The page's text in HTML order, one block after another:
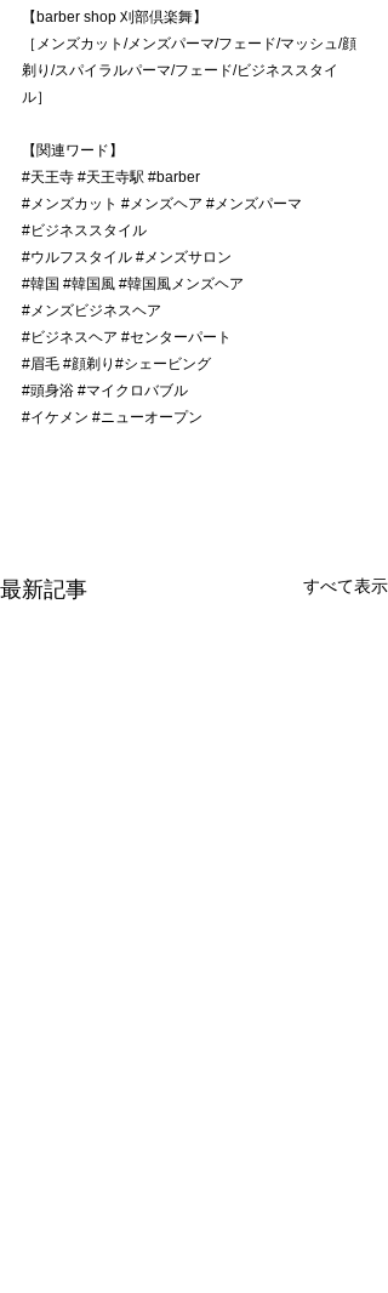
【barber shop 刈部倶楽舞】
［メンズカット/メンズパーマ/フェード/マッシュ/顔
剃り/スパイラルパーマ/フェード/ビジネススタイ
ル］
【関連ワード】
#天王寺 #天王寺駅 #barber
#メンズカット #メンズヘア #メンズパーマ
#ビジネススタイル
#ウルフスタイル #メンズサロン
#韓国 #韓国風 #韓国風メンズヘア
#メンズビジネスヘア
#ビジネスヘア #センターパート
#眉毛 #顔剃り #シェービング
#頭身浴 #マイクロバブル
#イケメン #ニューオープン
最新記事 すべて表示